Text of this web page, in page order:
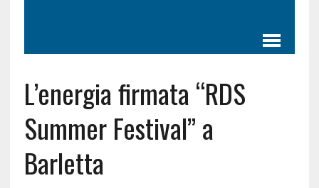
L’energia firmata “RDS
Summer Festival” a
Barletta